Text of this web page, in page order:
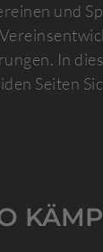
und
In
Seiten